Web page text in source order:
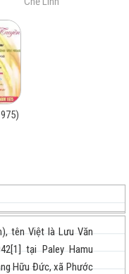
tên Việt là Lưu Văn
tại Paley Hamu
Hữu Đức, xã Phước